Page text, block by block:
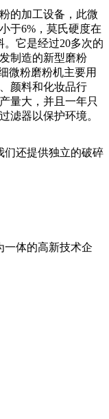
的加工设备，此微
于6%，莫氏硬度在
它是经过20多次的
制造的新型磨粉
微粉磨粉机主要用
颜料和化妆品行
量大，并且一年只
滤器以保护环境。
们还提供独立的破碎
一体的高新技术企